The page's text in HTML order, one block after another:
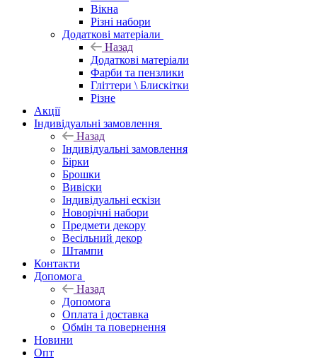
Вікна
Різні набори
Додаткові матеріали
Назад
Додаткові матеріали
Фарби та пензлики
Гліттери \ Блискітки
Різне
Акції
Індивідуальні замовлення
Назад
Індивідуальні замовлення
Бірки
Брошки
Вивіски
Індивідуальні ескізи
Новорічні набори
Предмети декору
Весільний декор
Штампи
Контакти
Допомога
Назад
Допомога
Оплата і доставка
Обмін та повернення
Новини
Опт